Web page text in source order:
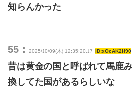
知らんかった
55： 2025/10/09(木) 12:35:20.17 ID:xOcAK2H90
昔は黄金の国と呼ばれて馬鹿
換してた国があるらしいな